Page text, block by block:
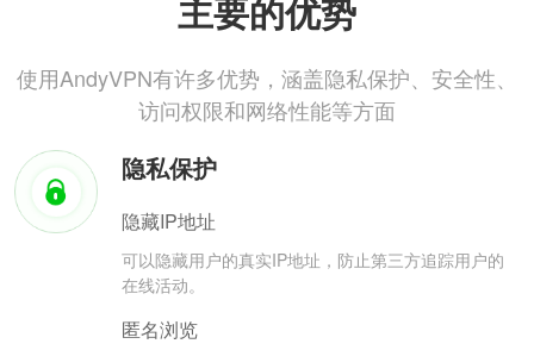
主要的优势
使用AndyVPN有许多优势，涵盖隐私保护、安全性、
访问权限和网络性能等方面
隐私保护
隐藏IP地址
可以隐藏用户的真实IP地址，防止第三方追踪用户的
在线活动。
匿名浏览